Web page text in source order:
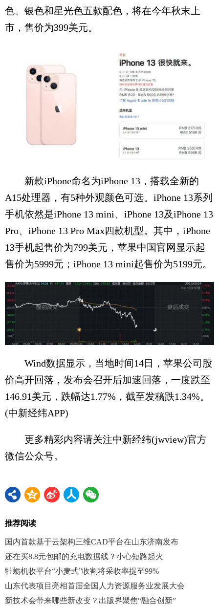
色、银色和星光色五款配色，将在今年秋末上
市，售价为399美元。
新款iPhone命名为iPhone 13，搭载全新的
A15处理器，有5种外观颜色可选。iPhone 13系列
手机依然是iPhone 13 mini、iPhone 13及iPhone 13
Pro、iPhone 13 Pro Max四款机型。其中，iPhone
13手机起售价为799美元，苹果中国官网显示起
售价为5999元；iPhone 13 mini起售价为5199元。
Wind数据显示，当地时间14日，苹果公司股
价高开回落，发布会召开后加速回落，一度跌至
146.91美元，跌幅达1.77%，截至发稿跌1.34%。
(中新经纬APP)
更多精彩内容请关注中新经纬(jwview)官方
微信公众号。
推荐阅读
国内首款基于云架构三维CAD平台在山东济南发布
还在买8.8元包邮的充电数据线？小心短路起火
牡蛎机收平台“小麦式”收割将采收率提至99%
山东代表项目亮相首届全国人力资源服务业发展大会
新技术会带来哪些新改变？出版界聚焦“融合创新”